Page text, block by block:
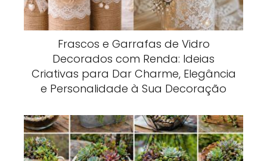
Frascos e Garrafas de Vidro
Decorados com Renda: Ideias
Criativas para Dar Charme, Elegância
e Personalidade à Sua Decoração